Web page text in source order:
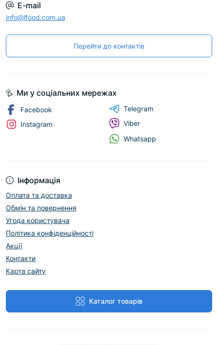
E-mail
info@lfood.com.ua
Перейти до контактів
Інформація
Оплата та доставка
Обмін та повернення
Угода користувача
Політика конфіденційності
Акції
Контакти
Карта сайту
Каталог товарів
Ми у соціальних мережах
Facebook
Instagram
Telegram
Viber
Whatsapp